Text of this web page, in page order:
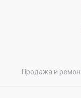
Продажа и